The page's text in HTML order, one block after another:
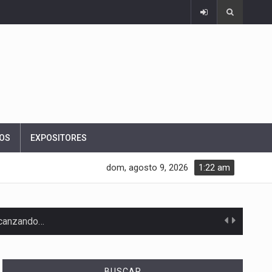
EXPOSITORES
1:22 am
dom, agosto 9, 2026